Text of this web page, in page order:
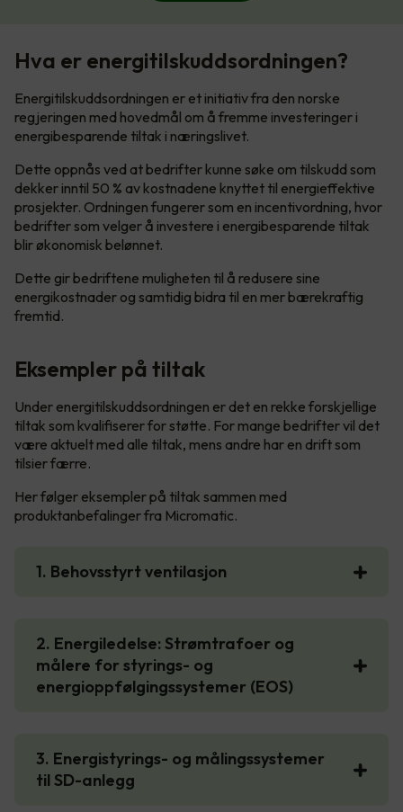
Hva er energitilskuddsordningen?
Energitilskuddsordningen er et initiativ fra den norske
regjeringen med hovedmål om å fremme investeringer i
energibesparende tiltak i næringslivet.
Dette oppnås ved at bedrifter kunne søke om tilskudd som
dekker inntil 50 % av kostnadene knyttet til energieffektive
prosjekter. Ordningen fungerer som en incentivordning, hvor
bedrifter som velger å investere i energibesparende tiltak
blir økonomisk belønnet.
Dette gir bedriftene muligheten til å redusere sine
energikostnader og samtidig bidra til en mer bærekraftig
fremtid.
Eksempler på tiltak
Under energitilskuddsordningen er det en rekke forskjellige
tiltak som kvalifiserer for støtte. For mange bedrifter vil det
være aktuelt med alle tiltak, mens andre har en drift som
tilsier færre.
Her følger eksempler på tiltak sammen med
produktanbefalinger fra Micromatic.
1. Behovsstyrt ventilasjon
2. Energiledelse: Strømtrafoer og
målere for styrings- og
energioppfølgingssystemer (EOS)
3. Energistyrings- og målingssystemer
til SD-anlegg